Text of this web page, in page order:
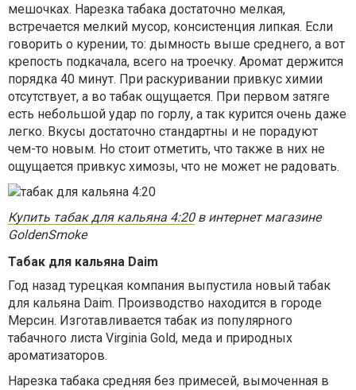
мешочках. Нарезка табака достаточно мелкая,
встречается мелкий мусор, консистенция липкая. Если
говорить о курении, то: дымность выше среднего, а вот
крепость подкачала, всего на троечку. Аромат держится
порядка 40 минут. При раскуривании привкус химии
отсутствует, а во табак ощущается. При первом затяге
есть небольшой удар по горлу, а так курится очень даже
легко. Вкусы достаточно стандартны и не порадуют
чем-то новым. Но стоит отметить, что также в них не
ощущается привкус химозы, что не может не радовать.
Купить табак для кальяна 4:20в интернет магазине
GoldenSmoke
Табак для кальяна Daim
Год назад турецкая компания выпустила новый табак
для кальяна Daim. Производство находится в городе
Мерсин. Изготавливается табак из популярного
табачного листа Virginia Gold, меда и природных
ароматизаторов.
Нарезка табака средняя без примесей, вымоченная в